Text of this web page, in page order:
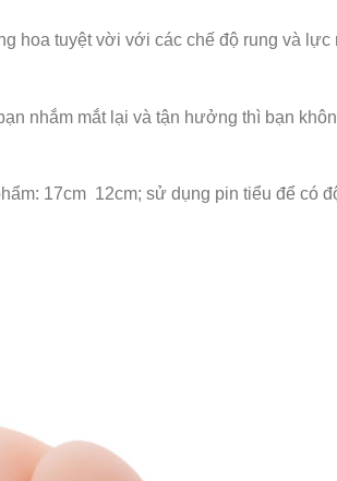
hoa tuyệt vời với các chế độ rung và
nhắm mắt lại và tận hưởng thì bạn
17cm 12cm; sử dụng pin tiểu để có